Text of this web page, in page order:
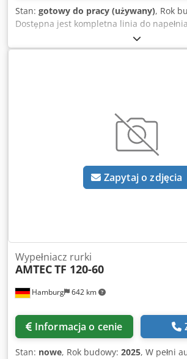
Stan: gotowy do pracy (używany), Rok
Dostępna jest kompletna linia do
pakowania maści. 1) Podajnik tubek IWK
produkcji: 1991. 2) Maszyna do
30, rok produkcji: 1991. 3) Kartoniarka
rok produkcji: 1993. 7) Pakowarka
145, rok produkcji: 1997. 8) Paletyzator
rok produkcji: 1997. 9) Pozioma maszyna
przepływu Marchhart LF-ZP-Horizontal,
10) Przenośnik rolkowy akumulacyjny RBS
produkcji: 1998. 11) Pompa maści Netzsch
BEF200/NM045BH, rok produkcji: 2022.
Zapytaj o zdjęcia
Hamburg 642 km
Wypełniacz rurki
AMTECTF 120-60
Informacja o cenie
Stan: nowe, Rok budowy: 2025, W pełni